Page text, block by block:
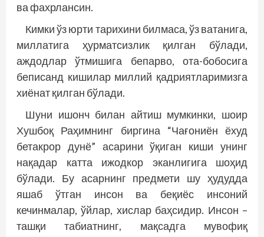
ва фахрлансин.
Кимки ўз юрти тарихини билмаса, ўз ватанига,
миллатига ҳурматсизлик қилган бўлади,
аждодлар ўтмишига бепарво, ота-бобосига
беписанд кишилар миллий қадриятларимизга
хиёнат қилган бўлади.
Шуни ишонч билан айтиш мумкинки, шоир
Хушбоқ Раҳимнинг биргина “Чағониён ёхуд
бетакрор дунё” асарини ўқиган киши унинг
нақадар катта ижодкор эканлигига шоҳид
бўлади. Бу асарнинг предмети шу ҳудудда
яшаб ўтган инсон ва беқиёс инсоний
кечинмалар, ўйлар, хислар баҳсидир. Инсон –
ташқи табиатнинг, мақсадга мувофиқ